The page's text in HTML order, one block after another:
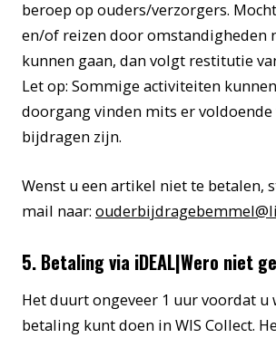
beroep op ouders/verzorgers.
en/of reizen door omstandigheden
kunnen gaan, dan volgt restitutie
Let op: Sommige activiteiten
doorgang vinden mits er
bijdragen zijn.
Wenst u een artikel niet te betalen,
mail naar:
5. Betaling via iDEAL|Wero niet
Het duurt ongeveer 1 uur voordat u
betaling kunt doen in WIS Collect.